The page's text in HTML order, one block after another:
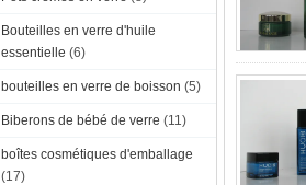
Bouteilles en verre d'huile
essentielle (6)
bouteilles en verre de boisson (5)
Biberons de bébé de verre (11)
boîtes cosmétiques d'emballage
(17)